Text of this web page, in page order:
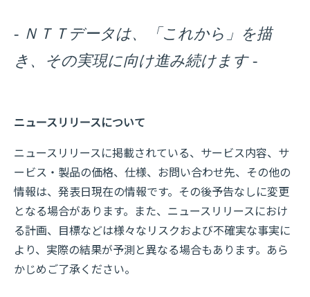
- ＮＴＴデータは、「これから」を描
き、その実現に向け進み続けます -
ニュースリリースについて
ニュースリリースに掲載されている、サービス内容、サ
ービス・製品の価格、仕様、お問い合わせ先、その他の
情報は、発表日現在の情報です。その後予告なしに変更
となる場合があります。また、ニュースリリースにおけ
る計画、目標などは様々なリスクおよび不確実な事実に
より、実際の結果が予測と異なる場合もあります。あら
かじめご了承ください。